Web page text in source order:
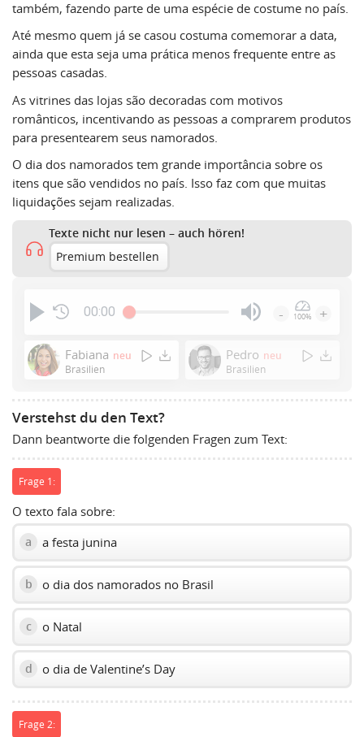
também, fazendo parte de uma espécie de costume no país.
Até mesmo quem já se casou costuma comemorar a data,
ainda que esta seja uma prática menos frequente entre as
pessoas casadas.
As vitrines das lojas são decoradas com motivos
românticos, incentivando as pessoas a comprarem produtos
para presentearem seus namorados.
O dia dos namorados tem grande importância sobre os
itens que são vendidos no país. Isso faz com que muitas
liquidações sejam realizadas.
Texte nicht nur lesen – auch hören!
Premium bestellen
00:00
Enter
or
volume
- 100% +
Fabiana neu
Brasilien
Pedro neu
Brasilien
Verstehst du den Text?
Dann beantworte die folgenden Fragen zum Text:
Frage 1:
O texto fala sobre:
a a festa junina
b o dia dos namorados no Brasil
c o Natal
d o dia de Valentine’s Day
Frage 2: